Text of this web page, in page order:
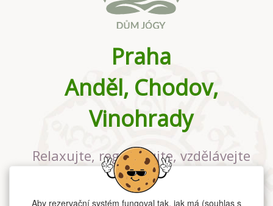
Praha
Anděl, Chodov,
Vinohrady
Relaxujte, regenerujte, vzdělávejte
se v největším jógovém studiu v
Praze
Aby rezervační systém fungoval tak, jak má (souhlas s